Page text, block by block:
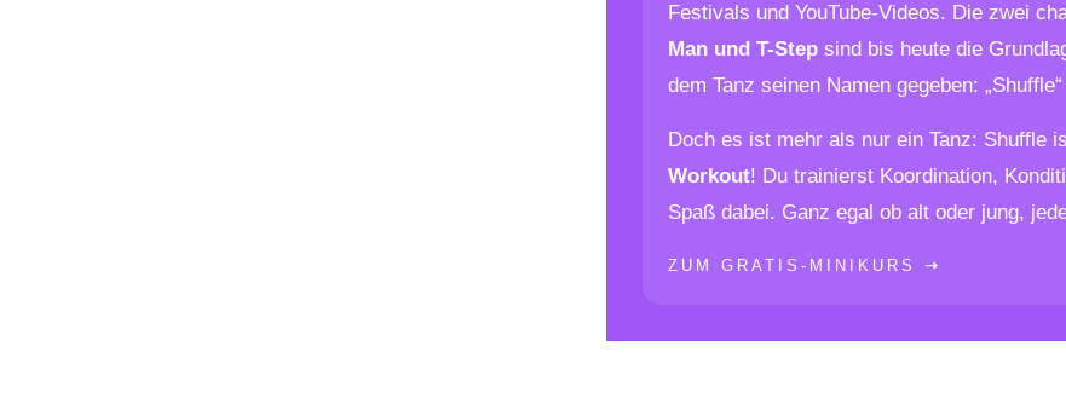
Festivals und YouTube-Videos. Die zwei
Man und T-Step sind bis heute die
dem Tanz seinen Namen gegeben:
Doch es ist mehr als nur ein Tanz: Shuffle
Workout! Du trainierst Koordination,
Spaß dabei. Ganz egal ob alt oder jung,
ZUM GRATIS-MINIKURS ➝